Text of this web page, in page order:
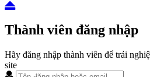
Thành viên đăng nhập
Hãy đăng nhập thành viên để trải
site